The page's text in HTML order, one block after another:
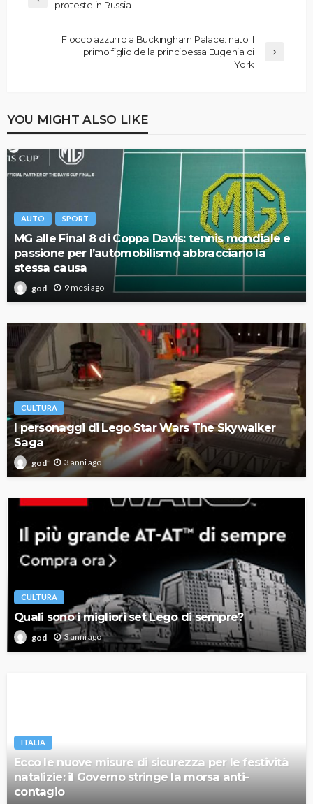
proteste in Russia
Fiocco azzurro a Buckingham Palace: nato il
primo figlio della principessa Eugenia di
York
YOU MIGHT ALSO LIKE
AUTO SPORT
MG alle Final 8 di Coppa Davis: tennis mondiale e
passione per l’automobilismo abbracciano la
stessa causa
god 9 mesi ago
CULTURA
I personaggi di Lego Star Wars The Skywalker
Saga
god 3 anni ago
CULTURA
Quali sono i migliori set Lego di sempre?
god 3 anni ago
ITALIA
Ecco le nuove misure di sicurezza per le festività
natalizie: il Governo stringe la morsa anti-
contagio